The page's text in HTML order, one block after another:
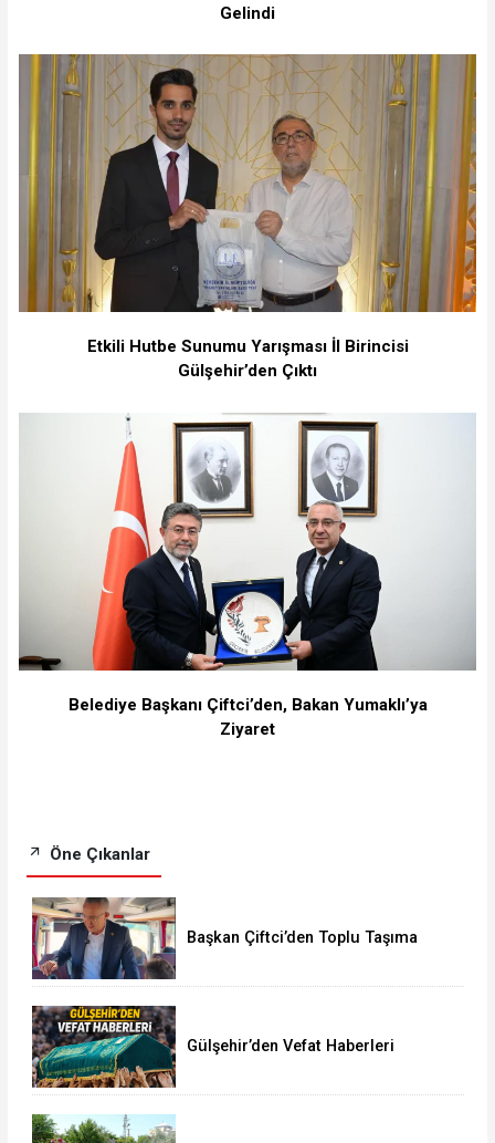
Gelindi
Etkili Hutbe Sunumu Yarışması İl Birincisi
Gülşehir’den Çıktı
Belediye Başkanı Çiftci’den, Bakan Yumaklı’ya
Ziyaret
Öne Çıkanlar
Başkan Çiftci’den Toplu Taşıma
Gülşehir’den Vefat Haberleri